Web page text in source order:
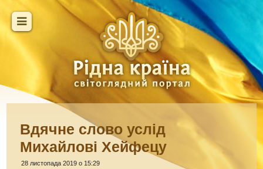
Вдячне слово услід
Михайлові Хейфецу
28 листопада 2019 о 15:29